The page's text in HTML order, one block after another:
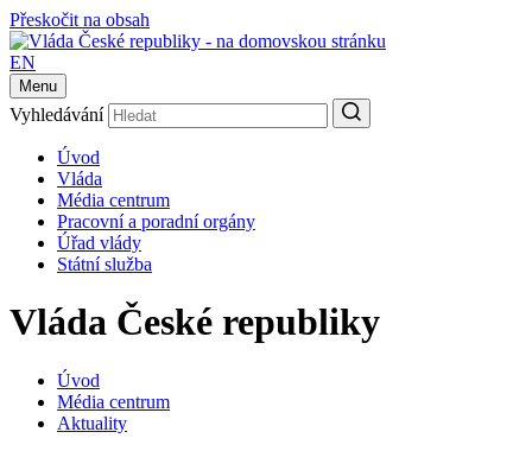
Přeskočit na obsah
EN
Menu
Vyhledávání
Úvod
Vláda
Média centrum
Pracovní a poradní orgány
Úřad vlády
Státní služba
Vláda České republiky
Úvod
Média centrum
Aktuality